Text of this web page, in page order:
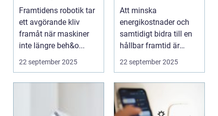
människor
Framtidens robotik tar
ett avgörande kliv
framåt när maskiner
inte längre beh&o...
22 september 2025
lägre avgifter
Att minska
energikostnader och
samtidigt bidra till en
hållbar framtid är
högaktuell...
22 september 2025